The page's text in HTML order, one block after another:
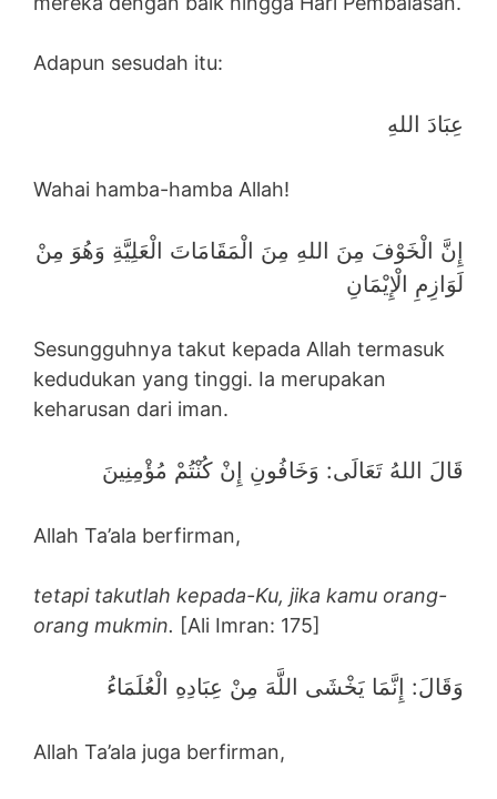
Adapun sesudah itu:
عِبَادَ اللهِ
Wahai hamba-hamba Allah!
إِنَّ الْخَوْفَ مِنَ اللهِ مِنَ الْمَقَامَاتَ الْعَلِيَّةِ وَهُوَ مِنْ
لَوَازِمِ الْإِيْمَانِ
Sesungguhnya takut kepada Allah termasuk
kedudukan yang tinggi. Ia merupakan
keharusan dari iman.
قَالَ اللهُ تَعَالَى: وَخَافُونِ إِنْ كُنْتُمْ مُؤْمِنِينَ
Allah Ta’ala berfirman,
tetapi takutlah kepada-Ku, jika kamu orang-
orang mukmin. [Ali Imran: 175]
وَقَالَ: إِنَّمَا يَخْشَى اللَّهَ مِنْ عِبَادِهِ الْعُلَمَاءُ
Allah Ta’ala juga berfirman,